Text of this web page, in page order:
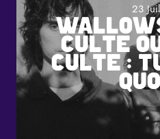
23
CULTE
CULTE :